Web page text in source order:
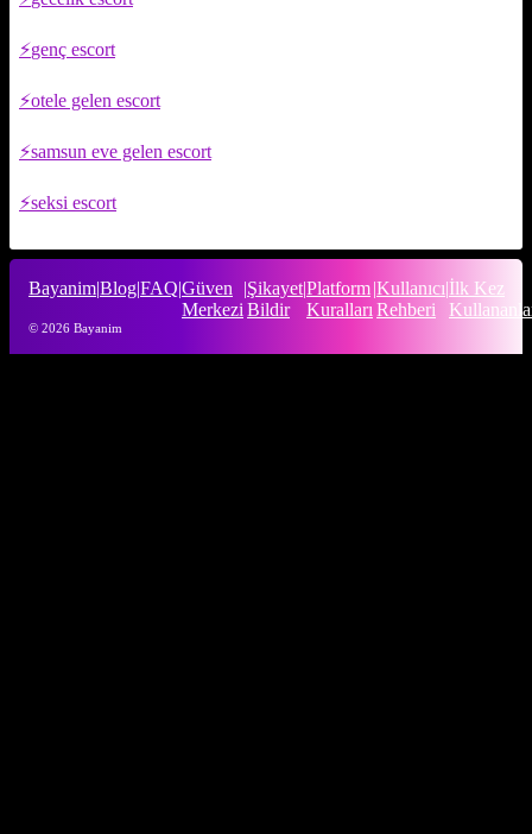
genç escort
otele gelen escort
samsun eve gelen escort
seksi escort
Bayanim|Blog|FAQ|Güven
Merkezi
|Şikayet
Bildir
|Platform
Kuralları
|Kullanıcı
Rehberi
|İlk Kez
© 2026 Bayanim